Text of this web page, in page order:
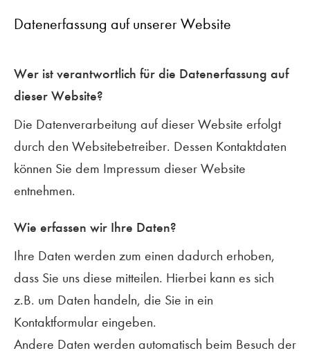
Datenerfassung auf unserer Website
Wer ist verantwortlich für die Datenerfassung auf
dieser Website?
Die Datenverarbeitung auf dieser Website erfolgt
durch den Websitebetreiber. Dessen Kontaktdaten
können Sie dem Impressum dieser Website
entnehmen.
Wie erfassen wir Ihre Daten?
Ihre Daten werden zum einen dadurch erhoben,
dass Sie uns diese mitteilen. Hierbei kann es sich
z.B. um Daten handeln, die Sie in ein
Kontaktformular eingeben.
Andere Daten werden automatisch beim Besuch der